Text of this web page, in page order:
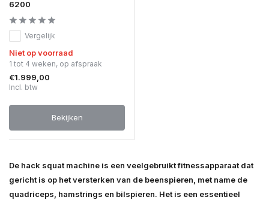
6200
Vergelijk
Niet op voorraad
1 tot 4 weken, op afspraak
€1.999,00
Incl. btw
Bekijken
De hack squat machine is een veelgebruikt fitnessapparaat dat
gericht is op het versterken van de beenspieren, met name de
quadriceps, hamstrings en bilspieren. Het is een essentieel